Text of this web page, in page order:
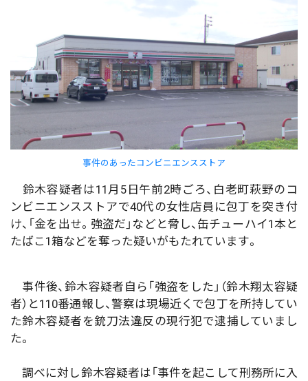
事件のあったコンビニエンスストア
鈴木容疑者は11月5日午前2時ごろ、白老町萩野のコ
ンビニエンスストアで40代の女性店員に包丁を突き付
け、「金を出せ。強盗だ」などと脅し、缶チューハイ1本と
たばこ1箱などを奪った疑いがもたれています。
事件後、鈴木容疑者自ら「強盗をした」（鈴木翔太容疑
者）と110番通報し、警察は現場近くで包丁を所持してい
た鈴木容疑者を銃刀法違反の現行犯で逮捕していまし
た。
調べに対し鈴木容疑者は「事件を起こして刑務所に入